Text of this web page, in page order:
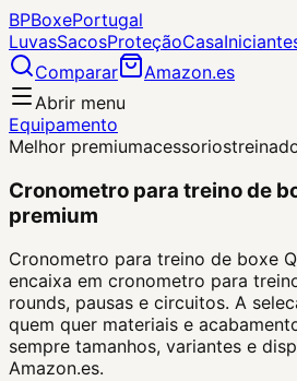
BPBoxePortugal
LuvasSacosProteçãoCasa
Comparar
Amazon.es
Abrir menu
Equipamento
Melhor premiumacessorios
Cronometro para treino de
premium
Cronometro para treino de boxe
encaixa em cronometro para
rounds, pausas e circuitos. A
quem quer materiais e
sempre tamanhos, variantes e
Amazon.es.